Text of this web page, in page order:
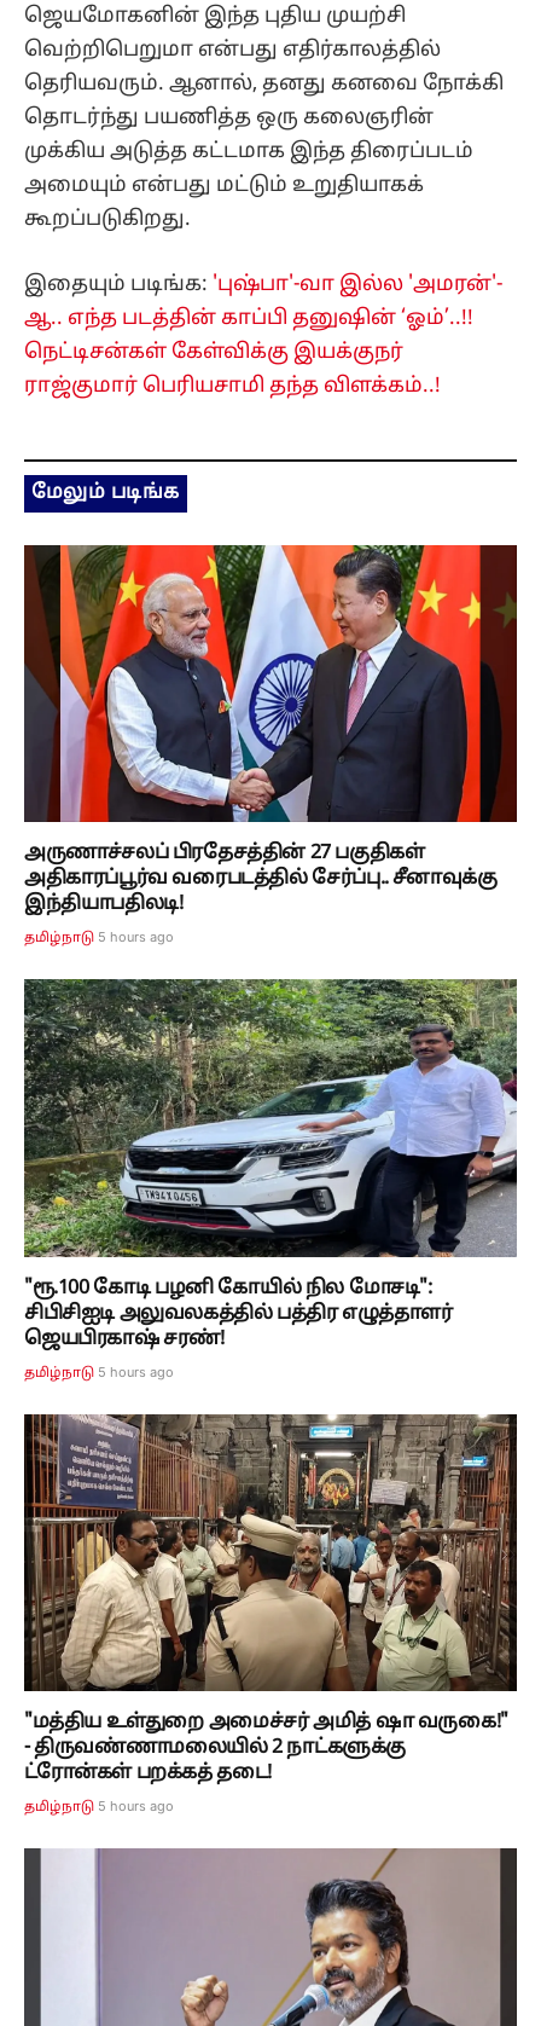
ஜெயமோகனின் இந்த புதிய முயற்சி
வெற்றிபெறுமா என்பது எதிர்காலத்தில்
தெரியவரும். ஆனால், தனது கனவை நோக்கி
தொடர்ந்து பயணித்த ஒரு கலைஞரின்
முக்கிய அடுத்த கட்டமாக இந்த திரைப்படம்
அமையும் என்பது மட்டும் உறுதியாகக்
கூறப்படுகிறது.
இதையும் படிங்க: 'புஷ்பா'-வா இல்ல 'அமரன்'-
ஆ.. எந்த படத்தின் காப்பி தனுஷின் ‘ஓம்’..!!
நெட்டிசன்கள் கேள்விக்கு இயக்குநர்
ராஜ்குமார் பெரியசாமி தந்த விளக்கம்..!
மேலும் படிங்க
அருணாச்சலப் பிரதேசத்தின் 27 பகுதிகள்
அதிகாரப்பூர்வ வரைபடத்தில் சேர்ப்பு.. சீனாவுக்கு
இந்தியாபதிலடி!
தமிழ்நாடு 5 hours ago
"ரூ.100 கோடி பழனி கோயில் நில மோசடி":
சிபிசிஐடி அலுவலகத்தில் பத்திர எழுத்தாளர்
ஜெயபிரகாஷ் சரண்!
தமிழ்நாடு 5 hours ago
"மத்திய உள்துறை அமைச்சர் அமித் ஷா வருகை!"
- திருவண்ணாமலையில் 2 நாட்களுக்கு
ட்ரோன்கள் பறக்கத் தடை!
தமிழ்நாடு 5 hours ago